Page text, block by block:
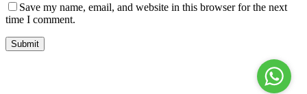
Save my name, email, and website in this browser for the next
time I comment.